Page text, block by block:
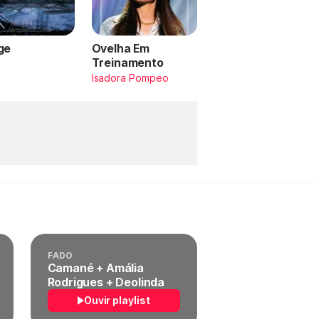
Ovelha Em
Treinamento
Isadora Pompeo
FADO
Camané + Amália
Rodrigues + Deolinda
Ouvir playlist